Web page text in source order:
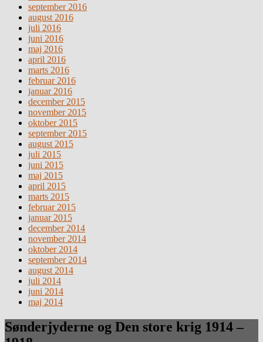
september 2016
august 2016
juli 2016
juni 2016
maj 2016
april 2016
marts 2016
februar 2016
januar 2016
december 2015
november 2015
oktober 2015
september 2015
august 2015
juli 2015
juni 2015
maj 2015
april 2015
marts 2015
februar 2015
januar 2015
december 2014
november 2014
oktober 2014
september 2014
august 2014
juli 2014
juni 2014
maj 2014
Sønderjyderne og Den store krig 1914 –